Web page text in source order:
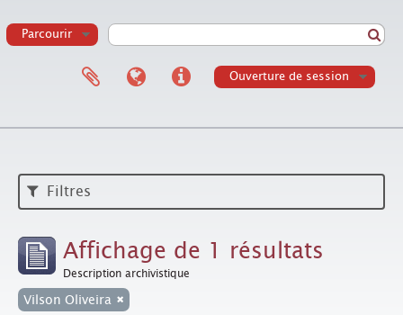
Parcourir
Ouverture de session
Filtres
Affichage de 1 résultats
Description archivistique
Vilson Oliveira